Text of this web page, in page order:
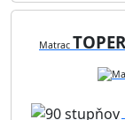
Matrac